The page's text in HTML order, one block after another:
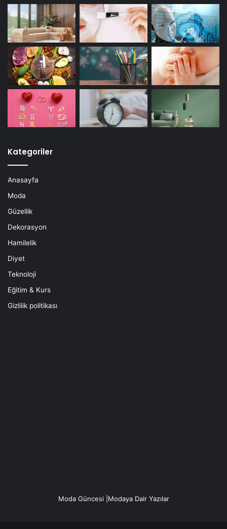
Kategoriler
Anasayfa
Moda
Güzellik
Dekorasyon
Hamilelik
Diyet
Teknoloji
Eğitim & Kurs
Gizlilik politikası
Moda Güncesi |Modaya Dair Yazılar